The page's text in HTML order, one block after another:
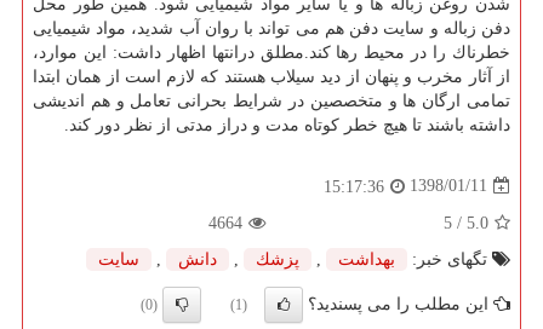
شدن روغن زباله ها و یا سایر مواد شیمیایی شود. همین طور محل
دفن زباله و سایت دفن هم می تواند با روان آب شدید، مواد شیمیایی
خطرناك را در محیط رها كند.مطلق درانتها اظهار داشت: این موارد،
از آثار مخرب و پنهان از دید سیلاب هستند كه لازم است از همان ابتدا
تمامی ارگان ها و متخصصین در شرایط بحرانی تعامل و هم اندیشی
داشته باشند تا هیچ خطر كوتاه مدت و دراز مدتی از نظر دور كند.
1398/01/11
15:17:36
5.0
/ 5
4664
تگهای خبر:
بهداشت پزشك دانش سایت
این مطلب را می پسندید؟ (1)
(0)